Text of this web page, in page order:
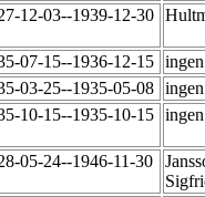
12-03--1939-12-30
07-15--1936-12-15
03-25--1935-05-08
10-15--1935-10-15
05-24--1946-11-30